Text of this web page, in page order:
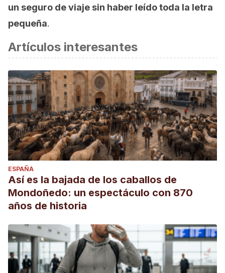
un seguro de viaje sin haber leído toda la letra
pequeña.
Artículos interesantes
ESPAÑA
Así es la bajada de los caballos de
Mondoñedo: un espectáculo con 870
años de historia